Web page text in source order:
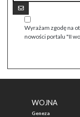
Wyrażam zgodę na
nowości portalu "II
WOJNA
Geneza